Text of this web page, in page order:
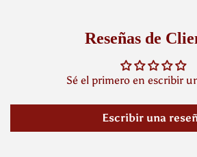
Reseñas de
Sé el primero en escribir
Escribir una